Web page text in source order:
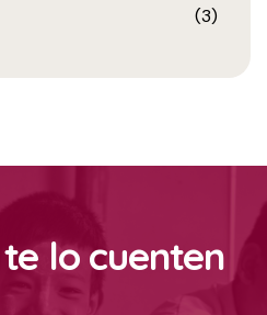
(3)
lo cuenten